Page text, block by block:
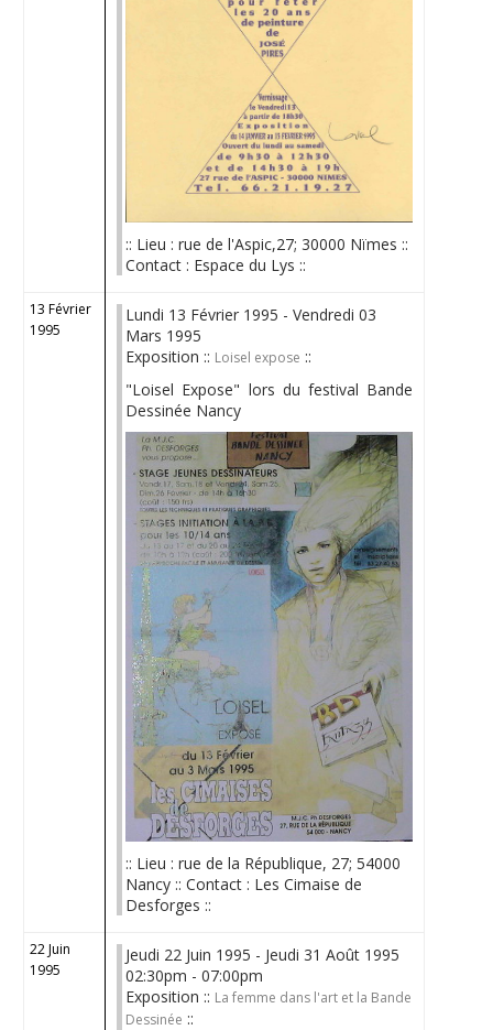
:: Lieu : rue de l'Aspic,27; 30000 Nïmes ::
Contact : Espace du Lys ::
13 Février
1995
Lundi 13 Février 1995 - Vendredi 03
Mars 1995
Exposition :: Loisel expose ::
"Loisel Expose" lors du festival Bande
Dessinée Nancy
:: Lieu : rue de la République, 27; 54000
Nancy :: Contact : Les Cimaise de
Desforges ::
22 Juin
1995
Jeudi 22 Juin 1995 - Jeudi 31 Août 1995
02:30pm - 07:00pm
Exposition :: La femme dans l'art et la Bande
Dessinée ::